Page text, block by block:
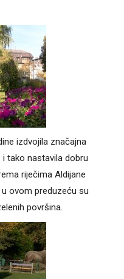
izdvojila značajna
tako nastavila dobru
riječima Aldijane
u ovom preduzeću su
površina.